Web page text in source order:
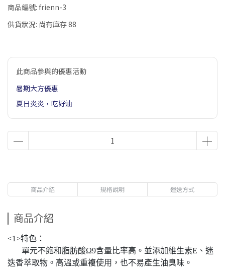
商品編號: frienn-3
供貨狀況: 尚有庫存 88
此商品參與的優惠活動
暑期大方優惠
夏日炎炎，吃好油
商品介紹 規格說明 運送方式
商品介紹
<1>特色：
單元不飽和脂肪酸Ω9含量比率高。並添加維生素E、迷
迭香萃取物。高溫或重複使用，也不易產生油臭味。